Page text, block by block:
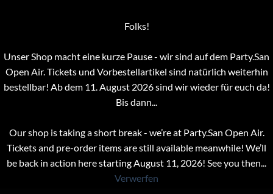
Folks!
Unser Shop macht eine kurze Pause - wir sind auf dem Party.San
Open Air. Tickets und Vorbestellartikel sind natürlich weiterhin
bestellbar! Ab dem 11. August 2026 sind wir wieder für euch da!
Bis dann...
Our shop is taking a short break - we’re at Party.San Open Air.
Tickets and pre-order items are still available meanwhile! We’ll
be back in action here starting August 11, 2026! See you then...
Verwerfen